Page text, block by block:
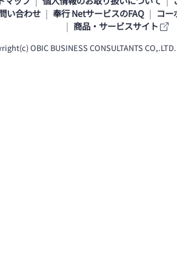
い合わせ
奉行 NetサービスのFAQ
コー
商品・サービスサイト
OBIC BUSINESS CONSULTANTS